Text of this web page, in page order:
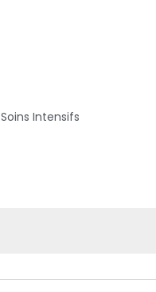
Soins Intensifs